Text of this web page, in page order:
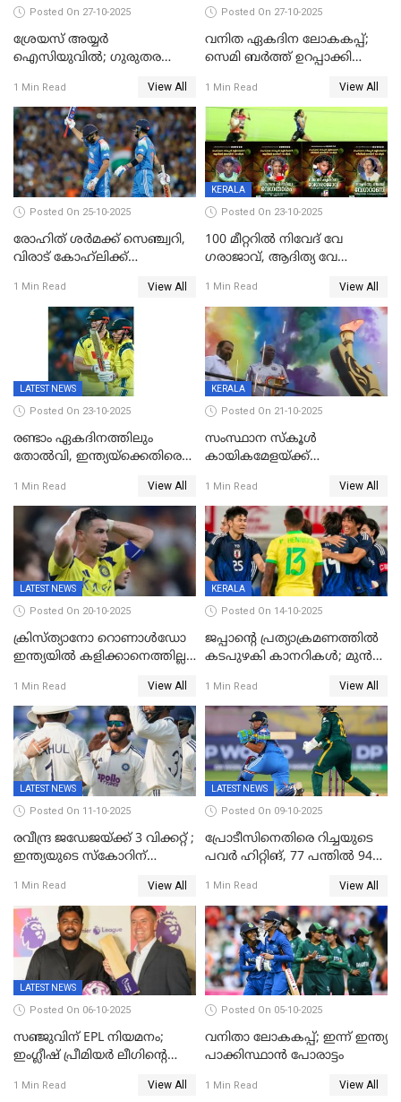
Posted On 27-10-2025
ശ്രേയസ് അയ്യര്‍
ഐസിയുവില്‍; ഗുരുതര
1 Min Read View All
Posted On 27-10-2025
വനിത ഏകദിന ലോകകപ്പ്;
സെമി ബര്‍ത്ത് ഉറപ്പാക്കി
1 Min Read View All
Posted On 25-10-2025
രോഹിത് ശർമക്ക് സെഞ്ച്വറി,
വിരാട് കോഹ്‍ലിക്ക്
മുൻനായകരുടെ മികവിൽ
ഓസീസിനെതിരെ ഉജ്ജ്വല
1 Min Read View All
KERALA
Posted On 23-10-2025
100 മീറ്ററിൽ നിവേദ് വേ​
ഗരാജാവ്, ആദിത്യ വേ​
ബോയ്സിലും സബ്‌ജൂനിയർ
ഗേൾസിലും റെക്കോർഡോടെ
സ്വർണം, ദേവപ്രിയ 87ലെ
റെക്കോർഡ് തിരുത്തി
1 Min Read View All
LATEST NEWS
Posted On 23-10-2025
രണ്ടാം ഏകദിനത്തിലും
തോൽവി, ഇന്ത്യയ്‌ക്കെതിരെ
1 Min Read View All
KERALA
Posted On 21-10-2025
സംസ്ഥാന സ്കൂൾ
കായികമേളയ്ക്ക്
ഒളിംപിക്‌സിന്റെ ഉദ്‌ഘാടനം
നിർവഹിച്ച് ധനമന്ത്രി K N
ബാലഗോപാൽ;ദീപശിഖ
തെളിയിച്ച് I M വിജയൻ
1 Min Read View All
LATEST NEWS
Posted On 20-10-2025
ക്രിസ്ത്യാനോ റൊണാൾഡോ
ഇന്ത്യയിൽ കളിക്കാനെത്തില്ല;
ഉൾപ്പെടുത്തിയില്ല
1 Min Read View All
KERALA
Posted On 14-10-2025
ജപ്പാന്റെ പ്രത്യാക്രമണത്തിൽ
കടപുഴകി കാനറികൾ; മുൻ
ജപ്പാന്റെ ആദ്യ ജയം
1 Min Read View All
LATEST NEWS
Posted On 11-10-2025
രവീന്ദ്ര ജഡേജയ്ക്ക് 3 വിക്കറ്റ് ;
ഇന്ത്യയുടെ സ്കോറിന്
നാല് വിക്കറ്റ് നഷ്ടം
1 Min Read View All
LATEST NEWS
Posted On 09-10-2025
പ്രോടീസിനെതിരെ റിച്ചയുടെ
പവർ ഹിറ്റിങ്, 77 പന്തില്‍ 94
ലക്ഷ്യമൊരുക്കി ഇന്ത്യ; 28
വര്‍ഷം പഴക്കമുള്ള ലോക
റെക്കോര്‍ഡ് തകര്‍ത്ത് സ്മൃതി
1 Min Read View All
LATEST NEWS
Posted On 06-10-2025
സഞ്ജുവിന് EPL നിയമനം;
ഇംഗ്ലീഷ് പ്രീമിയര്‍ ലീഗിന്‍റെ
അംബാസഡര്‍
1 Min Read View All
Posted On 05-10-2025
വനിതാ ലോകകപ്പ്; ഇന്ന് ഇന്ത്യ
പാക്കിസ്ഥാന്‍ പോരാട്ടം
1 Min Read View All